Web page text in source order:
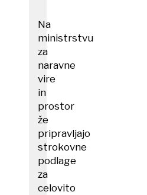
Na
ministrstvu
za
naravne
vire
in
prostor
že
pripravljajo
strokovne
podlage
za
celovito